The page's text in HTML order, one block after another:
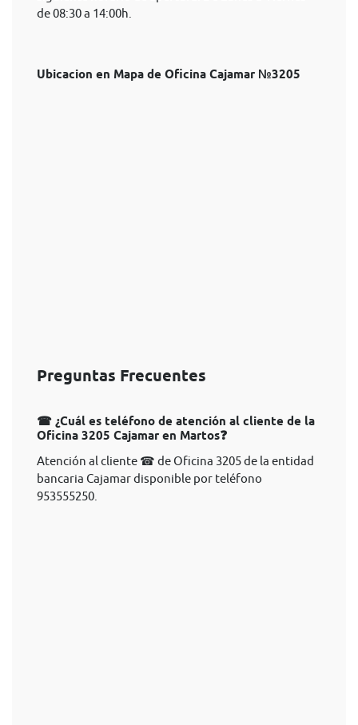
de 08:30 a 14:00h.
Ubicacion en Mapa de Oficina Cajamar №3205
Preguntas Frecuentes
☎ ¿Cuál es teléfono de atención al cliente de la
Oficina 3205 Cajamar en Martos❓
Atención al cliente ☎ de Oficina 3205 de la entidad
bancaria Cajamar disponible por teléfono
953555250.